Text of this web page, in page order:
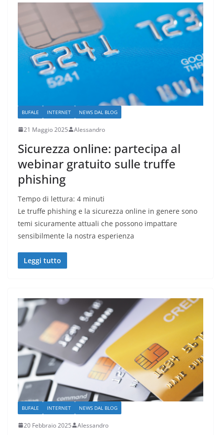
BUFALE INTERNET NEWS DAL BLOG
21 Maggio 2025 Alessandro
Sicurezza online: partecipa al
webinar gratuito sulle truffe
phishing
Tempo di lettura: 4 minuti
Le truffe phishing e la sicurezza online in genere sono
temi sicuramente attuali che possono impattare
sensibilmente la nostra esperienza
Leggi tutto
BUFALE INTERNET NEWS DAL BLOG
20 Febbraio 2025 Alessandro